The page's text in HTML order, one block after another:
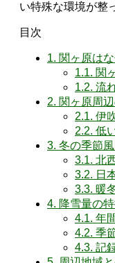
い特殊な環境が整
目次
1. 関ヶ原は
1.1. 関
1.2. 流
2. 関ヶ原周
2.1. 伊
2.2. 低
3. 冬の季節
3.1. 北
3.2. 日
3.3. 暖
4. 降雪量の
4.1. 年
4.2. 季
4.3. 記